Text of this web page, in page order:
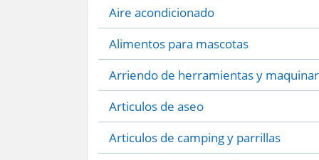
Aire acondicionado
Alimentos para mascotas
Arriendo de herramientas y
Articulos de aseo
Articulos de camping y parrillas